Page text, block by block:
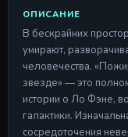
ОПИСАНИЕ
В бескрайних
умирают,
человечества.
звезде» — это
истории о Ло Фэне,
галактики.
сосредоточения